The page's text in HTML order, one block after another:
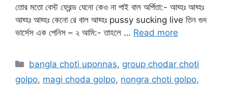
তোর মতো বেস্ট ফ্রেন্ড যেনো কেও না পাই বাল অর্পিতা:- আহ্হঃ আহ্হঃ
আহ্হঃ আহ্হঃ কেনো রে বাল আহ্হঃ pussy sucking live তিন গুদ
ভার্সেস এক পেনিস – ২ আমি:- তাহলে … Read more
Categories
bangla choti uponnas, group chodar choti
golpo, magi choda golpo, nongra choti golpo,